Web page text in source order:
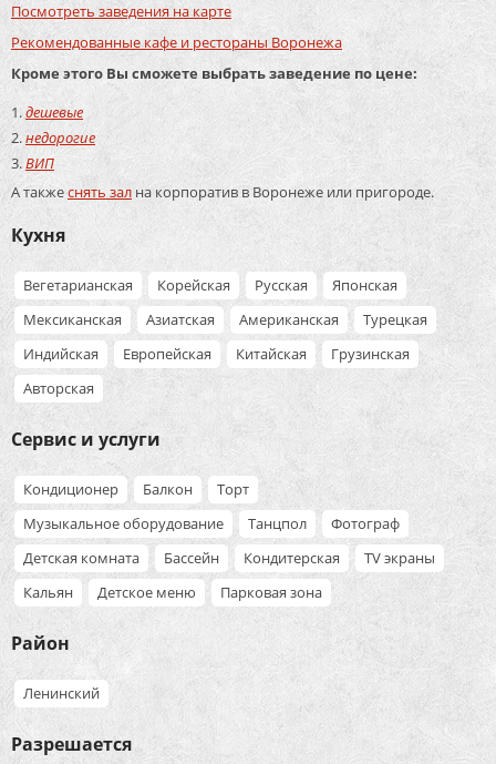
Посмотреть заведения на карте
Рекомендованные кафе и рестораны Воронежа
Кроме этого Вы сможете выбрать заведение по цене:
дешевые
недорогие
ВИП
А такжеснять зал на корпоратив в Воронеже или пригороде.
Кухня
Вегетарианская Корейская Русская
Японская
Мексиканская
Азиатская Американская
Турецкая
Индийская
Европейская Китайская
Грузинская
Авторская
Сервис и услуги
Кондиционер Балкон
Торт
Музыкальное оборудование
Танцпол
Фотограф
Детская комната
Бассейн Кондитерская
TV экраны
Кальян
Детское меню Парковая зона
Район
Ленинский
Разрешается